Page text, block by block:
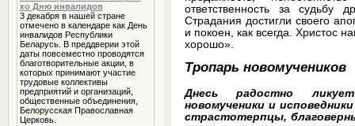
ко Дню инвалидов
3 декабря в нашей стране
отмечено в календаре как День
инвалидов Республики
Беларусь. В преддверии этой
даты повсеместно проводятся
благотворительные акции, в
которых принимают участие
трудовые коллективы
предприятий и организаций,
общественные объединения,
Белорусская Православная
Церковь.
ответственность за
Страдания достигли своего
и покоен, как всегда. Христос
хорошо».
Тропарь новомучеников
Днесь радостно
новомученики и
страстотерпцы,